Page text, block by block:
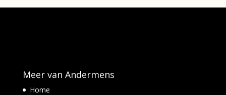
Meer van Andermens
Home